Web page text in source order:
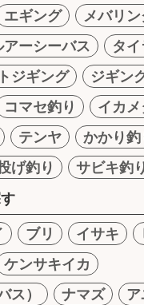
エギング
メバリン
アーシーバス
タ
ジギング
ジギン
コマセ釣り
イカ
テンヤ
かかり釣
げ釣り
サビキ釣
ブリ イサキ
ケンサキイカ
ス）
ナマズ